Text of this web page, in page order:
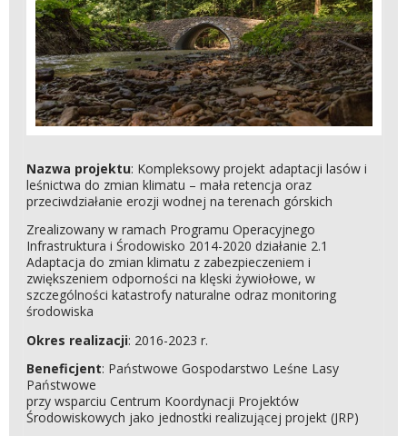
Nazwa projektu: Kompleksowy projekt adaptacji lasów i
leśnictwa do zmian klimatu – mała retencja oraz
przeciwdziałanie erozji wodnej na terenach górskich
Zrealizowany w ramach Programu Operacyjnego
Infrastruktura i Środowisko 2014-2020 działanie 2.1
Adaptacja do zmian klimatu z zabezpieczeniem i
zwiększeniem odporności na klęski żywiołowe, w
szczególności katastrofy naturalne odraz monitoring
środowiska
Okres realizacji: 2016-2023 r.
Beneficjent: Państwowe Gospodarstwo Leśne Lasy
Państwowe
przy wsparciu Centrum Koordynacji Projektów
Środowiskowych jako jednostki realizującej projekt (JRP)